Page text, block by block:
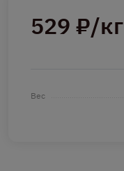
529 ₽/кг
Вес